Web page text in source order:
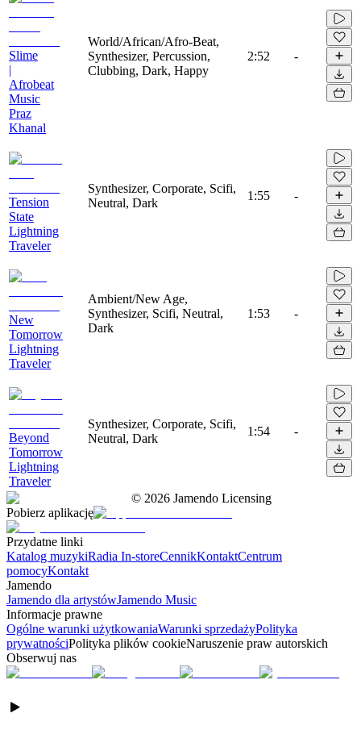
Slime
|
Afrobeat
Music
Praz
Khanal
World/African/Afro-Beat,
Synthesizer, Percussion,
Clubbing, Dark, Happy
2:52 -
Tension
State
Lightning
Traveler
Synthesizer, Corporate, Scifi,
Neutral, Dark
1:55 -
New
Tomorrow
Lightning
Traveler
Ambient/New Age,
Synthesizer, Scifi, Neutral,
Dark
1:53 -
Beyond
Tomorrow
Lightning
Traveler
Synthesizer, Corporate, Scifi,
Neutral, Dark
1:54 -
© 2026 Jamendo Licensing
Pobierz aplikację
Przydatne linki
Katalog muzykiRadia In-storeCennikKontaktCentrum
pomocyKontakt
Jamendo
Jamendo dla artystówJamendo Music
Informacje prawne
Ogólne warunki użytkowaniaWarunki sprzedażyPolityka
prywatnościPolityka plików cookieNaruszenie praw autorskich
Obserwuj nas